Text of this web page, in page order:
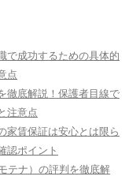
で成功するための具体的
点
徹底解説！保護者目線で
注意点
家賃保証は安心とは限ら
認ポイント
テナ）の評判を徹底解